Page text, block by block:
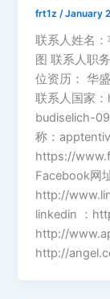
frt1z/January
联系人姓名
图 联系人职
位资历： 华
联系人国家
budiselich-
称：
https://
Facebook网
http://
linkedin ：
http://
http://